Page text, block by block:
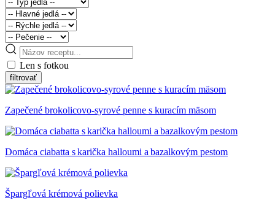
Len s fotkou
Zapečené brokolicovo-syrové penne s kuracím mäsom
Domáca ciabatta s karička halloumi a bazalkovým pestom
Špargľová krémová polievka